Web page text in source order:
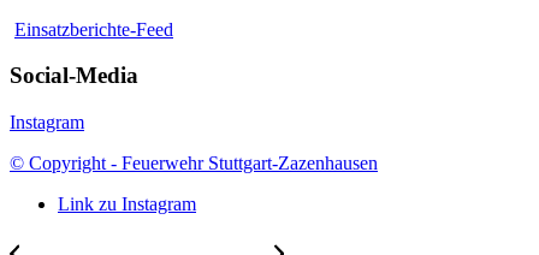
Einsatzberichte-Feed
Social-Media
Instagram
© Copyright - Feuerwehr Stuttgart-Zazenhausen
Link zu Instagram